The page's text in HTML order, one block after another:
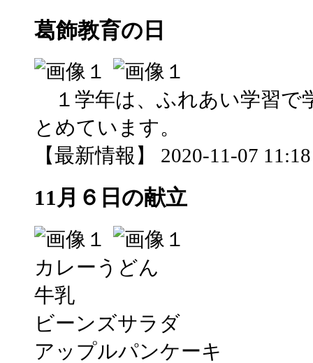
葛飾教育の日
１学年は、ふれあい学習で
とめています。
【最新情報】 2020-11-07
11月６日の献立
カレーうどん
牛乳
ビーンズサラダ
アップルパンケーキ